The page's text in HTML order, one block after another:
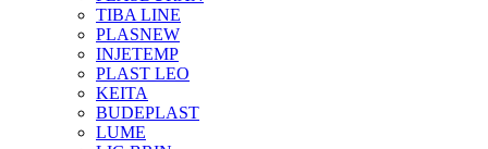
TIBA LINE
PLASNEW
INJETEMP
PLAST LEO
KEITA
BUDEPLAST
LUME